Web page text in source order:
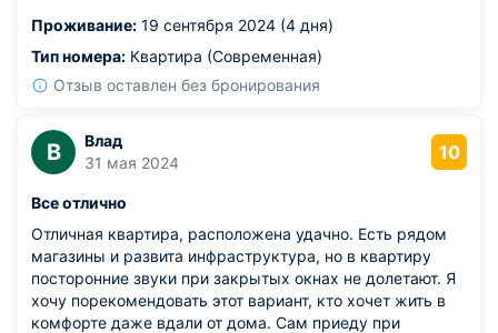
Проживание: 19 сентября 2024 (4 дня)
Тип номера: Квартира (Современная)
Отзыв оставлен без бронирования
В
Влад
31 мая 2024
10
Все отлично
Отличная квартира, расположена удачно. Есть рядом
магазины и развита инфраструктура, но в квартиру
посторонние звуки при закрытых окнах не долетают. Я
хочу порекомендовать этот вариант, кто хочет жить в
комфорте даже вдали от дома. Сам приеду при